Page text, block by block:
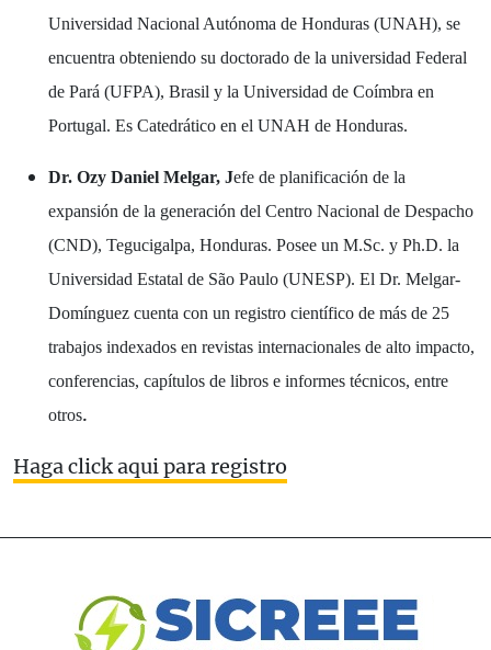
Universidad Nacional Autónoma de Honduras (UNAH), se
encuentra obteniendo su doctorado de la universidad Federal
de Pará (UFPA), Brasil y la Universidad de Coímbra en
Portugal. Es Catedrático en el UNAH de Honduras.
Dr. Ozy Daniel Melgar, Jefe de planificación de la
expansión de la generación del Centro Nacional de Despacho
(CND), Tegucigalpa, Honduras. Posee un M.Sc. y Ph.D. la
Universidad Estatal de São Paulo (UNESP). El Dr. Melgar-
Domínguez cuenta con un registro científico de más de 25
trabajos indexados en revistas internacionales de alto impacto,
conferencias, capítulos de libros e informes técnicos, entre
otros.
Haga click aqui para registro